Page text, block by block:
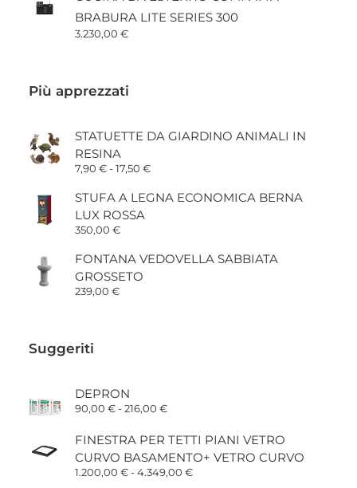
BRABURA LITE SERIES 300
3.230,00 €
Più apprezzati
STATUETTE DA GIARDINO ANIMALI IN
RESINA
7,90 €-17,50 €Fascia
prezzo:
da
STUFA A LEGNA ECONOMICA BERNA
LUX ROSSA
350,00 €
FONTANA VEDOVELLA SABBIATA
GROSSETO
239,00 €
Suggeriti
DEPRON
90,00 €-216,00 €Fascia
da
90,00 €
a
216,00 €
FINESTRA PER TETTI PIANI VETRO
CURVO BASAMENTO+ VETRO CURVO
1.200,00 €-4.349,00 €Fascia